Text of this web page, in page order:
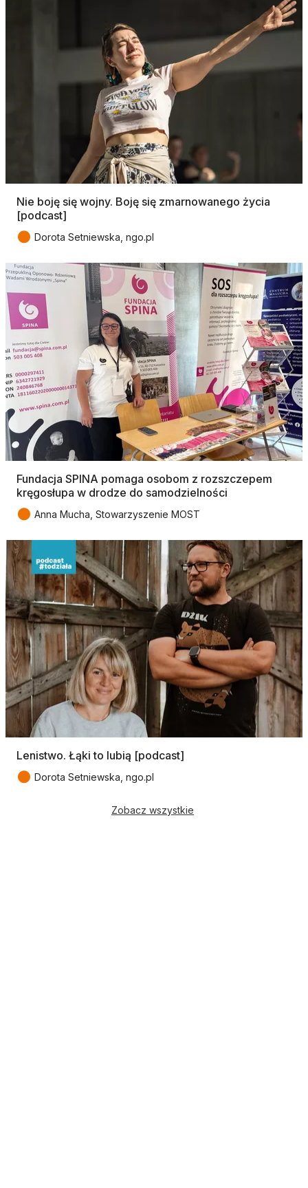
Nie boję się wojny. Boję się zmarnowanego życia
[podcast]
● Dorota Setniewska, ngo.pl
Fundacja SPINA pomaga osobom z rozszczepem
kręgosłupa w drodze do samodzielności
● Anna Mucha, Stowarzyszenie MOST
Lenistwo. Łąki to lubią [podcast]
● Dorota Setniewska, ngo.pl
Zobacz wszystkie